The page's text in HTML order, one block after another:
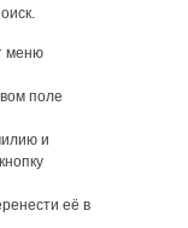
меню
поле
и
её в